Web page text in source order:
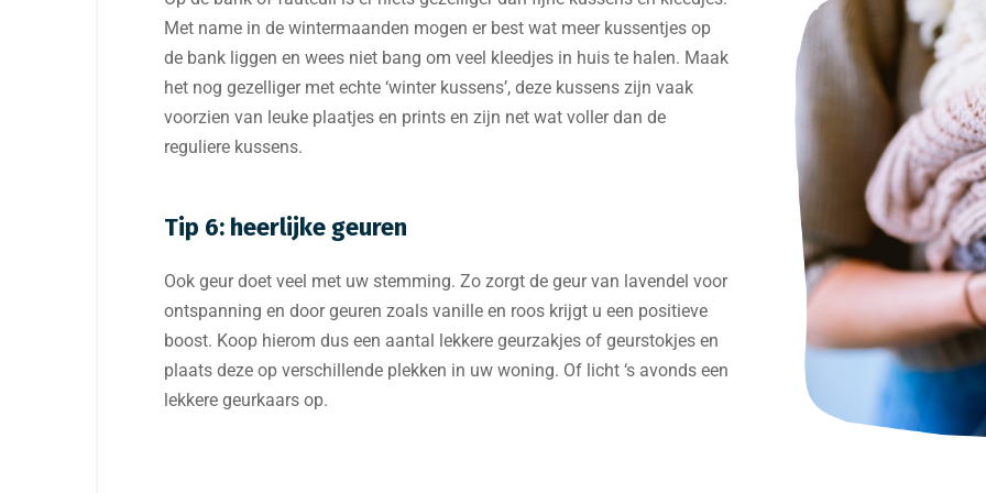
Met name in de wintermaanden mogen er best wat meer kussentjes op
de bank liggen en wees niet bang om veel kleedjes in huis te halen. Maak
het nog gezelliger met echte ‘winter kussens’, deze kussens zijn vaak
voorzien van leuke plaatjes en prints en zijn net wat voller dan de
reguliere kussens.
Tip 6: heerlijke geuren
Ook geur doet veel met uw stemming. Zo zorgt de geur van lavendel voor
ontspanning en door geuren zoals vanille en roos krijgt u een positieve
boost. Koop hierom dus een aantal lekkere geurzakjes of geurstokjes en
plaats deze op verschillende plekken in uw woning. Of licht ‘s avonds een
lekkere geurkaars op.